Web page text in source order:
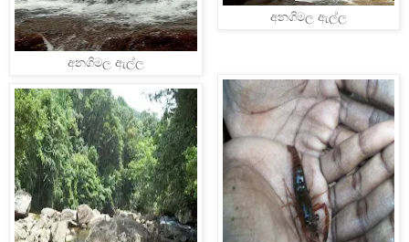
අනගිමල ඇල්ල
අනගිමල ඇල්ල